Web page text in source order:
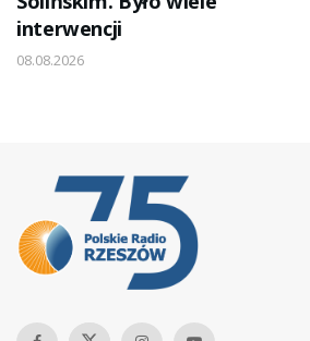
interwencji
08.08.2026